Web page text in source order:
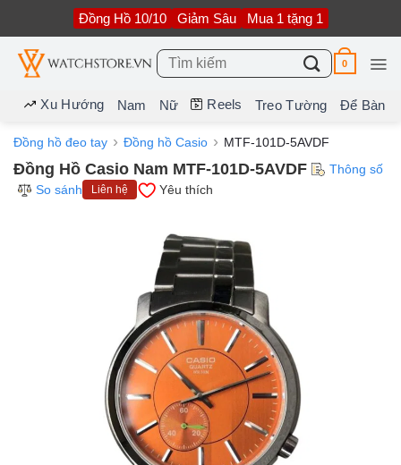
nội
dung
Đồng Hồ 10/10 Giảm Sâu Mua 1 tặng 1
Tìm
kiếm:
0
Xu Hướng Nam Nữ Reels Treo Tường Để Bàn
Đồng hồ đeo tay Đồng hồ Casio MTF-101D-5AVDF
Đồng Hồ Casio Nam MTF-101D-5AVDF
Thông số
So sánh
Liên hệ Yêu thích